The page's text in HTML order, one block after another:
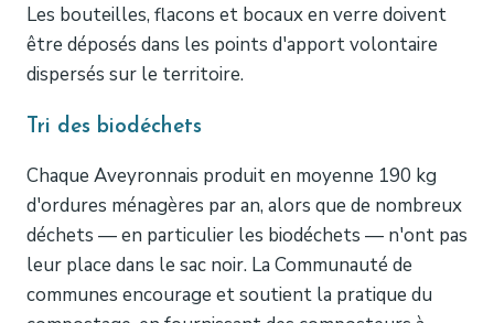
Les bouteilles, flacons et bocaux en verre doivent
être déposés dans les points d'apport volontaire
dispersés sur le territoire.
Tri des biodéchets
Chaque Aveyronnais produit en moyenne 190 kg
d'ordures ménagères par an, alors que de nombreux
déchets — en particulier les biodéchets — n'ont pas
leur place dans le sac noir. La Communauté de
communes encourage et soutient la pratique du